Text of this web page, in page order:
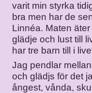
varit min styrka
bra men har de
Linnéa. Maten
glädje och lust till
har tre barn till i
Jag pendlar
och glädjs för det
ångest, vånda,